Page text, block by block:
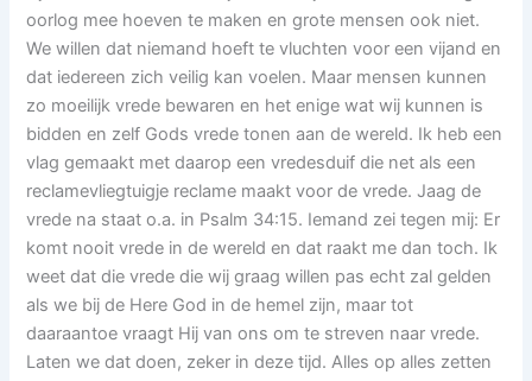
oorlog mee hoeven te maken en grote mensen ook niet.
We willen dat niemand hoeft te vluchten voor een vijand en
dat iedereen zich veilig kan voelen. Maar mensen kunnen
zo moeilijk vrede bewaren en het enige wat wij kunnen is
bidden en zelf Gods vrede tonen aan de wereld. Ik heb een
vlag gemaakt met daarop een vredesduif die net als een
reclamevliegtuigje reclame maakt voor de vrede. Jaag de
vrede na staat o.a. in Psalm 34:15. Iemand zei tegen mij: Er
komt nooit vrede in de wereld en dat raakt me dan toch. Ik
weet dat die vrede die wij graag willen pas echt zal gelden
als we bij de Here God in de hemel zijn, maar tot
daaraantoe vraagt Hij van ons om te streven naar vrede.
Laten we dat doen, zeker in deze tijd. Alles op alles zetten